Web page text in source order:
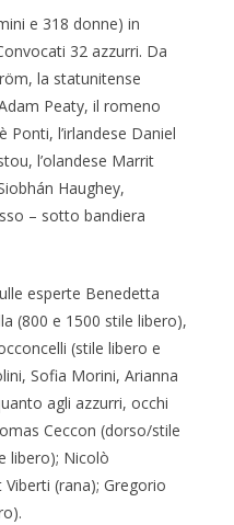
e 318 donne) in
32 azzurri. Da
la statunitense
Peaty, il romeno
l’irlandese Daniel
l’olandese Marrit
Haughey,
– sotto bandiera
esperte Benedetta
(800 e 1500 stile libero),
(stile libero e
Sofia Morini, Arianna
agli azzurri, occhi
Ceccon (dorso/stile
libero); Nicolò
(rana); Gregorio